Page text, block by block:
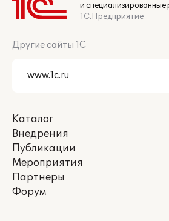
и специализированные
1С:Предприятие
Другие сайты 1С
Каталог
Внедрения
Публикации
Мероприятия
Партнеры
Форум